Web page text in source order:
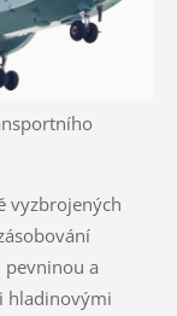
vyzbrojených
a
hladinovými